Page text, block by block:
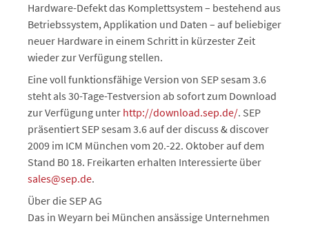
Hardware-Defekt das Komplettsystem – bestehend aus
Betriebssystem, Applikation und Daten – auf beliebiger
neuer Hardware in einem Schritt in kürzester Zeit
wieder zur Verfügung stellen.
Eine voll funktionsfähige Version von SEP sesam 3.6
steht als 30-Tage-Testversion ab sofort zum Download
zur Verfügung unter http://download.sep.de/. SEP
präsentiert SEP sesam 3.6 auf der discuss & discover
2009 im ICM München vom 20.-22. Oktober auf dem
Stand B0 18. Freikarten erhalten Interessierte über
sales@sep.de.
Über die SEP AG
Das in Weyarn bei München ansässige Unternehmen